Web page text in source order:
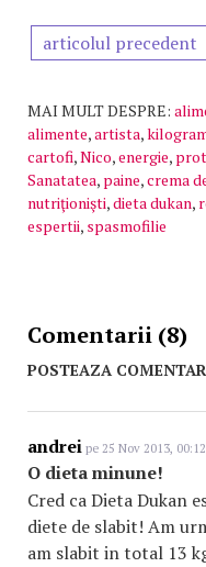
articolul precedent
MAI MULT DESPRE:
alimente,artista,
cartofi,Nico,energie,
Sanatatea, paine,crema
nutriţionişti,dieta dukan,
espertii, spasmofilie
Comentarii (8)
POSTEAZA
andrei pe 25 Nov 2013, 00:12
O dieta minune!
Cred ca Dieta Dukan
diete de slabit! Am
am slabit in total 13